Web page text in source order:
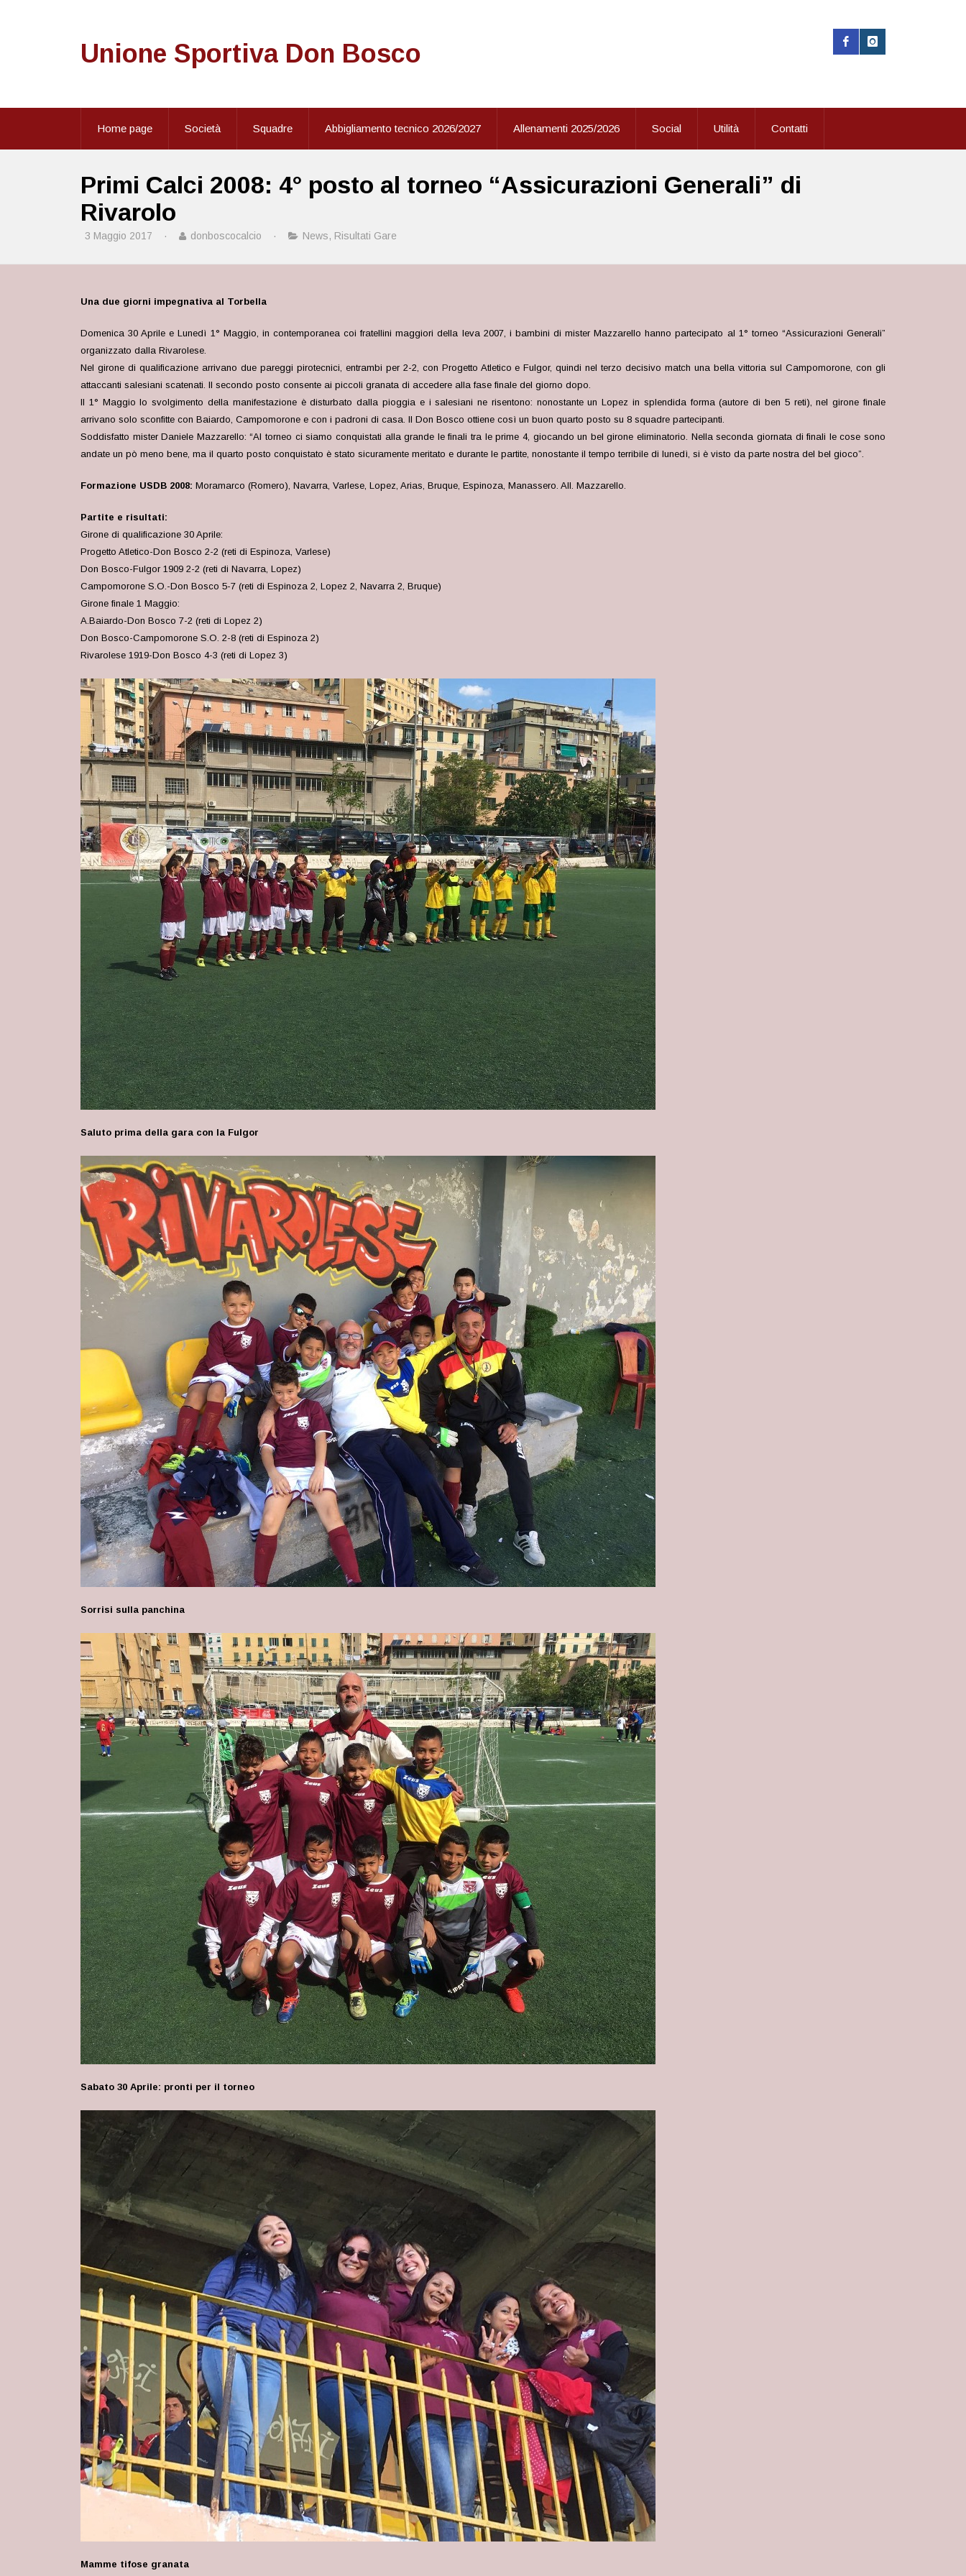
Unione Sportiva Don Bosco
Home page Società Squadre Abbigliamento tecnico 2026/2027 Allenamenti 2025/2026 Social Utilità Contatti
Primi Calci 2008: 4° posto al torneo “Assicurazioni Generali” di
Rivarolo
3 Maggio 2017 · donboscocalcio · News, Risultati Gare
Una due giorni impegnativa al Torbella
Domenica 30 Aprile e Lunedì 1° Maggio, in contemporanea coi fratellini maggiori della leva 2007, i bambini di mister Mazzarello hanno partecipato al 1° torneo “Assicurazioni Generali”
organizzato dalla Rivarolese.
Nel girone di qualificazione arrivano due pareggi pirotecnici, entrambi per 2-2, con Progetto Atletico e Fulgor, quindi nel terzo decisivo match una bella vittoria sul Campomorone, con gli
attaccanti salesiani scatenati. Il secondo posto consente ai piccoli granata di accedere alla fase finale del giorno dopo.
Il 1° Maggio lo svolgimento della manifestazione è disturbato dalla pioggia e i salesiani ne risentono: nonostante un Lopez in splendida forma (autore di ben 5 reti), nel girone finale
arrivano solo sconfitte con Baiardo, Campomorone e con i padroni di casa. Il Don Bosco ottiene così un buon quarto posto su 8 squadre partecipanti.
Soddisfatto mister Daniele Mazzarello: “Al torneo ci siamo conquistati alla grande le finali tra le prime 4, giocando un bel girone eliminatorio. Nella seconda giornata di finali le cose sono
andate un pò meno bene, ma il quarto posto conquistato è stato sicuramente meritato e durante le partite, nonostante il tempo terribile di lunedì, si è visto da parte nostra del bel gioco”.
Formazione USDB 2008: Moramarco (Romero), Navarra, Varlese, Lopez, Arias, Bruque, Espinoza, Manassero. All. Mazzarello.
Partite e risultati:
Girone di qualificazione 30 Aprile:
Progetto Atletico-Don Bosco 2-2 (reti di Espinoza, Varlese)
Don Bosco-Fulgor 1909 2-2 (reti di Navarra, Lopez)
Campomorone S.O.-Don Bosco 5-7 (reti di Espinoza 2, Lopez 2, Navarra 2, Bruque)
Girone finale 1 Maggio:
A.Baiardo-Don Bosco 7-2 (reti di Lopez 2)
Don Bosco-Campomorone S.O. 2-8 (reti di Espinoza 2)
Rivarolese 1919-Don Bosco 4-3 (reti di Lopez 3)
Saluto prima della gara con la Fulgor
Sorrisi sulla panchina
Sabato 30 Aprile: pronti per il torneo
Mamme tifose granata